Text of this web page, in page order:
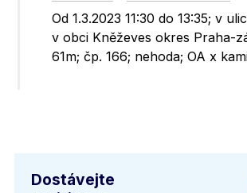
Od 1.3.2023 11:30 do 13:35; v
v obci Kněževes okres Praha-
61m; čp. 166; nehoda; OA x
Dostávejte